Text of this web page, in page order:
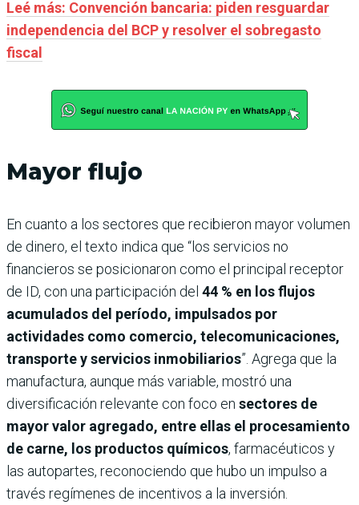
Leé más: Convención bancaria: piden resguardar
independencia del BCP y resolver el sobregasto
fiscal
Mayor flujo
En cuanto a los sectores que recibieron mayor volumen
de dinero, el texto indica que “los servicios no
financieros se posicionaron como el principal receptor
de ID, con una participación del 44 % en los flujos
acumulados del período, impulsados por
actividades como comercio, telecomunicaciones,
transporte y servicios inmobiliarios”. Agrega que la
manufactura, aunque más variable, mostró una
diversificación relevante con foco en sectores de
mayor valor agregado, entre ellas el procesamiento
de carne, los productos químicos, farmacéuticos y
las autopartes, reconociendo que hubo un impulso a
través regímenes de incentivos a la inversión.